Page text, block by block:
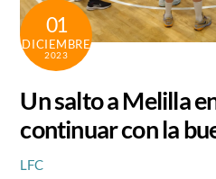
01
DICIEMBRE
2023
Un salto a Melilla
continuar con la
LFC